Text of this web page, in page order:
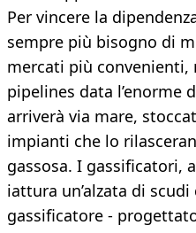
Per vincere la
sempre più bisogno di
mercati più convenienti,
pipelines data l’enorme
arriverà via mare,
impianti che lo
gassosa. I gassificatori,
iattura un’alzata di
gassificatore -